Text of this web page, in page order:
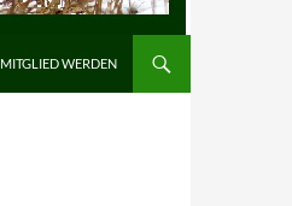
MITGLIED WERDEN